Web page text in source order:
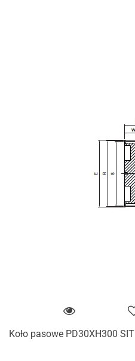
Koło pasowe PD30XH300 SIT